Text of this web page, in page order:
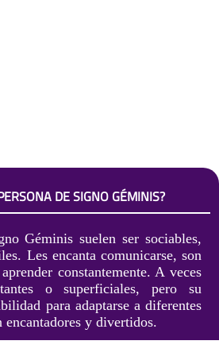
DE SIGNO GÉMINIS?
Géminis suelen ser sociables,
Les encanta comunicarse, son
constantemente. A veces
o superficiales, pero su
para adaptarse a diferentes
encantadores y divertidos.